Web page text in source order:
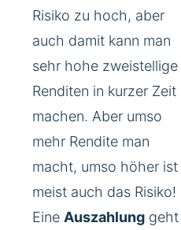
Risiko zu hoch, aber
auch damit kann man
sehr hohe zweistellige
Renditen in kurzer Zeit
machen. Aber umso
mehr Rendite man
macht, umso höher ist
meist auch das Risiko!
Eine Auszahlung geht